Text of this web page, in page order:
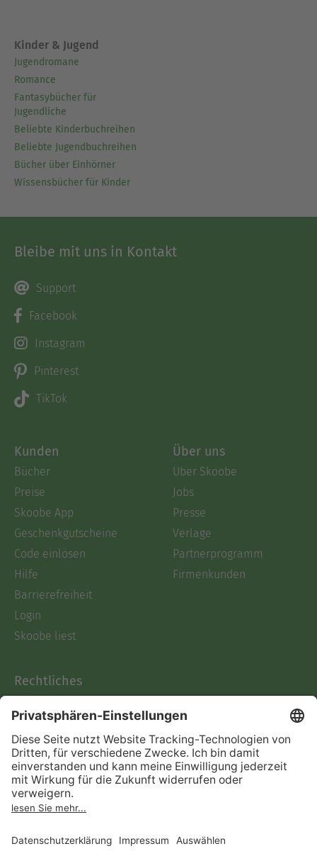
Kinder & Jugend
Jugendromane
Romance
Fantasybücher für
Jugendliche
Beliebte Kinderbuchreihen
Beliebte Jugendbuchreihen
Bücher über Einhörner
Wissensbücher für Kinder
Bleibe mit uns in Kontakt
Support
Facebook
Instagram
Pinterest
TikTok
Kunden
Bücher
Preise
Skoobe App
Geschenkgutscheine
Code einlösen
Hilfe
Barrierefreiheit
Login
Skoobe liest
Über uns
Über Skoobe
Jobs
Presse
Verlage
Partnerprogramm
Firmenkunden
Rechtliches
AGB
Informationen nach Data
Act
Verträge hier kündigen
Impressum